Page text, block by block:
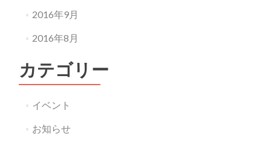
2016年9月
2016年8月
カテゴリー
イベント
お知らせ